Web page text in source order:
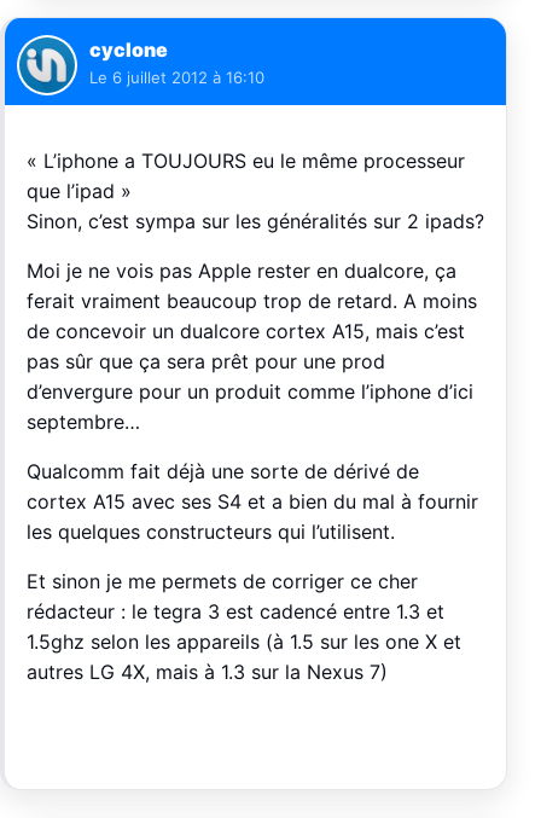
cyclone
Le 6 juillet 2012 à 16:10
« L’iphone a TOUJOURS eu le même processeur
que l’ipad »
Sinon, c’est sympa sur les généralités sur 2 ipads?
Moi je ne vois pas Apple rester en dualcore, ça
ferait vraiment beaucoup trop de retard. A moins
de concevoir un dualcore cortex A15, mais c’est
pas sûr que ça sera prêt pour une prod
d’envergure pour un produit comme l’iphone d’ici
septembre…
Qualcomm fait déjà une sorte de dérivé de
cortex A15 avec ses S4 et a bien du mal à fournir
les quelques constructeurs qui l’utilisent.
Et sinon je me permets de corriger ce cher
rédacteur : le tegra 3 est cadencé entre 1.3 et
1.5ghz selon les appareils (à 1.5 sur les one X et
autres LG 4X, mais à 1.3 sur la Nexus 7)